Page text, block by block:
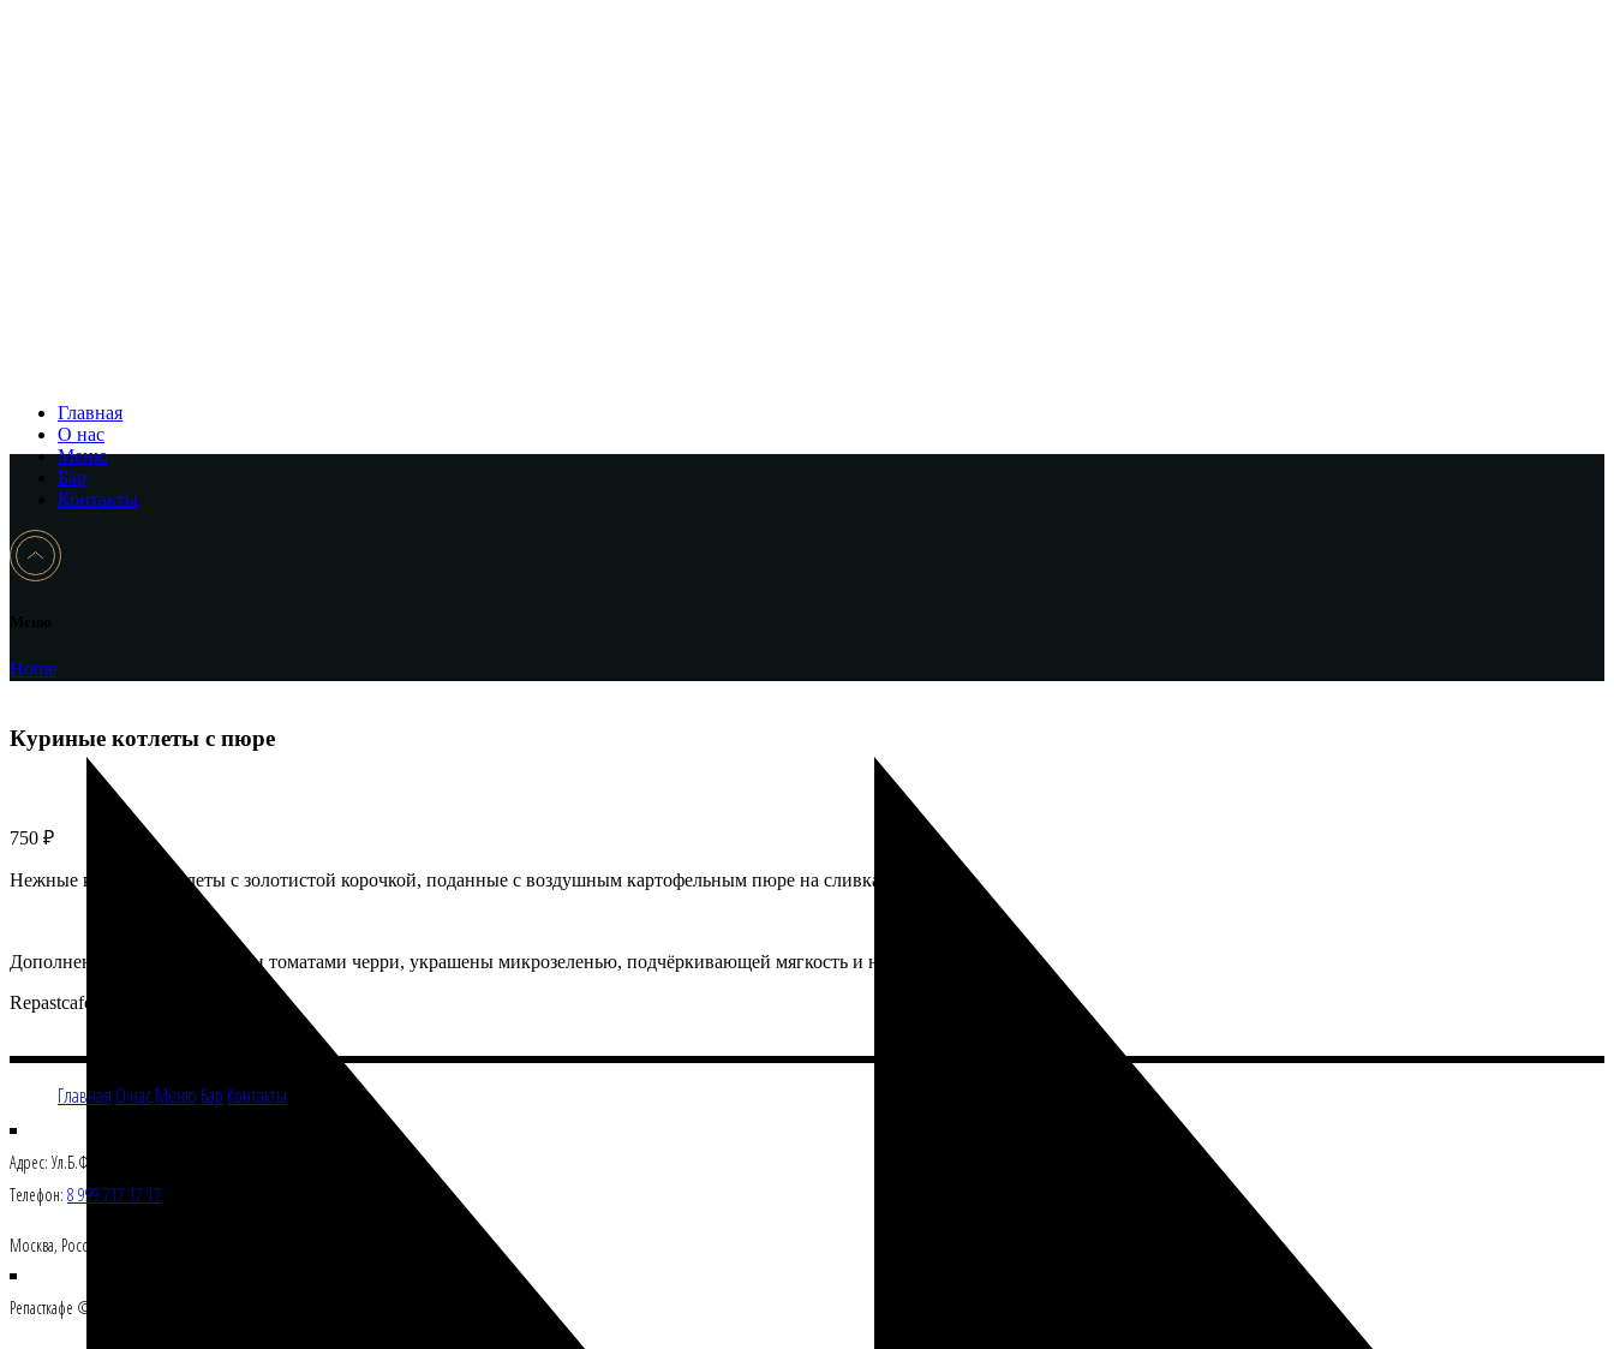
Главная
О нас
Меню
Бар
Контакты
Home
Куриные котлеты с пюре
750 ₽
Нежные куриные котлеты с золотистой корочкой, поданные с воздушным картофельным пюре на сливках.
Дополнены белыми грибами и томатами черри, украшены микрозеленью, подчёркивающей мягкость и насыщенность вкуса.
Repastcafe
Главная О насМеню Бар Контакты
Адрес: Ул.Б.Филевская 21/2
Телефон: 8 999 717 17 17
Москва, Росссия 121108
Репасткафе © Все права защищены